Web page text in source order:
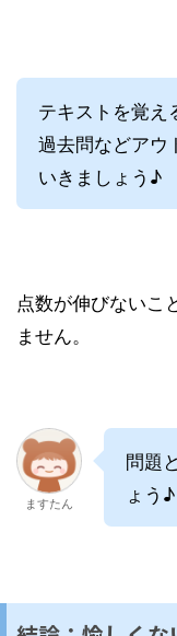
テキストを覚え
過去問などアウ
いきましょう♪
点数が伸びないこ
ません。
ますたん
問題
ょう♪